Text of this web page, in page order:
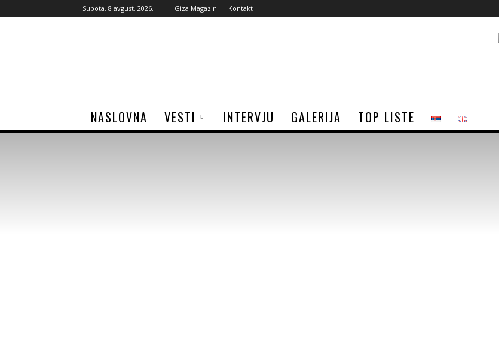
Subota, 8 avgust, 2026. Giza Magazin Kontakt
NASLOVNA VESTI INTERVJU GALERIJA TOP LISTE